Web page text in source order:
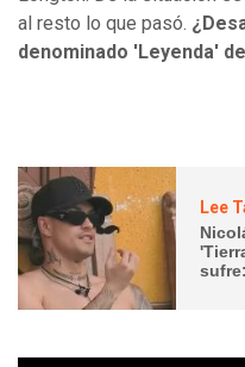
al resto lo que pasó.
denominado 'Leyenda'
Lee